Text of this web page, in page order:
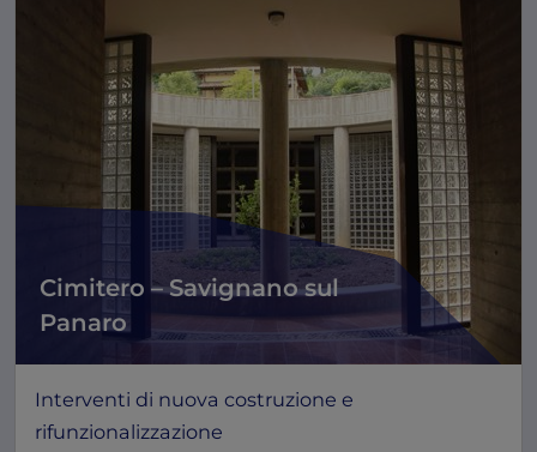
Cimitero – Savignano sul
Panaro
Interventi di nuova costruzione e
rifunzionalizzazione